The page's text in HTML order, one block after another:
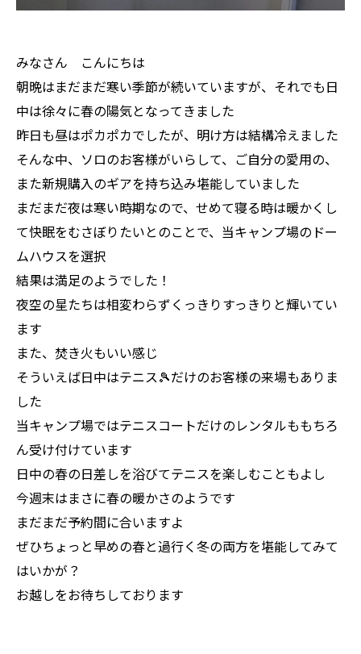
みなさん こんにちは
朝晩はまだまだ寒い季節が続いていますが、それでも日
中は徐々に春の陽気となってきました
昨日も昼はポカポカでしたが、明け方は結構冷えました
そんな中、ソロのお客様がいらして、ご自分の愛用の、
また新規購入のギアを持ち込み堪能していました
まだまだ夜は寒い時期なので、せめて寝る時は暖かくし
て快眠をむさぼりたいとのことで、当キャンプ場のドー
ムハウスを選択
結果は満足のようでした！
夜空の星たちは相変わらずくっきりすっきりと輝いてい
ます
また、焚き火もいい感じ
そういえば日中はテニス🎾だけのお客様の来場もありま
した
当キャンプ場ではテニスコートだけのレンタルももちろ
ん受け付けています
日中の春の日差しを浴びてテニスを楽しむこともよし
今週末はまさに春の暖かさのようです
まだまだ予約間に合いますよ
ぜひちょっと早めの春と過行く冬の両方を堪能してみて
はいかが？
お越しをお待ちしております